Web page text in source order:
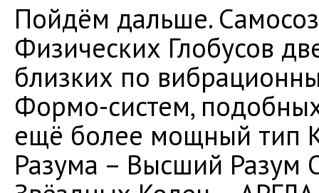
Пойдём дальше.
Физических Глобусов
близких по
Формо-систем,
ещё более мощный тип
Разума – Высший Разум